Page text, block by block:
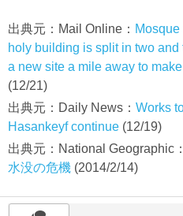
出典元：Mail Online：
holy building is split in two
a new site a mile away to
(12/21)
出典元：Daily News： Works
Hasankeyf continue (12/19)
出典元：National Geographic：
水没の危機 (2014/2/14)